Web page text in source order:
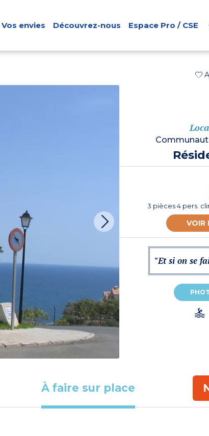
Vos envies Découvrez-nous Espace Pro / CSE
3 pièces 4 pers.
VOIR
"Et si on se
À faire sur place